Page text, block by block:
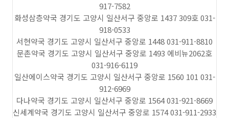
917-7582
화성삼층약국 경기도 고양시 일산서구 중앙로 1437 309호 031-
918-0533
서현약국 경기도 고양시 일산서구 중앙로 1448 031-911-8810
문촌약국 경기도 고양시 일산서구 중앙로 1493 에비뉴2062호
031-916-6119
일산에이스약국 경기도 고양시 일산서구 중앙로 1560 101 031-
912-6969
다나약국 경기도 고양시 일산서구 중앙로 1564 031-921-8669
신세계약국 경기도 고양시 일산서구 중앙로 1574 031-911-2933